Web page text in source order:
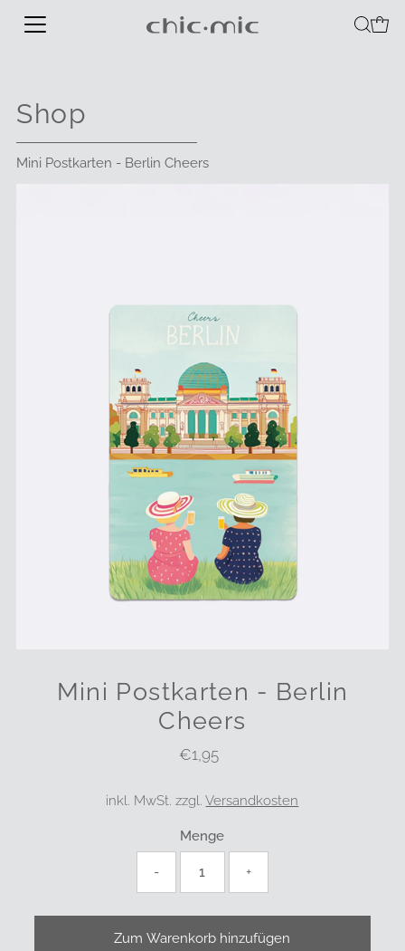
Shop
Mini Postkarten - Berlin Cheers
Mini Postkarten - Berlin
Cheers
Regulärer
€1,95
inkl. MwSt. zzgl.Versandkosten
Menge
- +